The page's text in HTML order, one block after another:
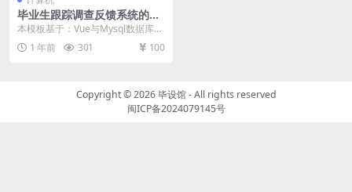
毕业生跟踪调查反馈系统的设
计与实现毕设模板 毕业设计模
板及毕业论文与任务书
本模板基于：Vue与Mysql数据库开
发 系统详细实现 管理员模块的实现
学生信...
1 年前 301 100
Copyright © 2026毕设馆- All rights reserved
闽ICP备2024079145号